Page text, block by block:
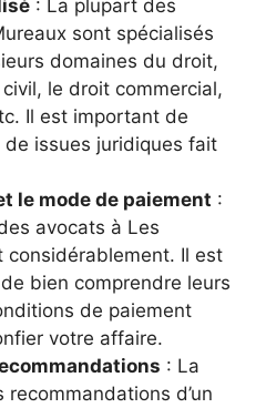
: La plupart des
sont spécialisés
domaines du droit,
le droit commercial,
Il est important de
de issues juridiques fait
le mode de paiement :
avocats à Les
considérablement. Il est
bien comprendre leurs
de paiement
votre affaire.
: La
d’un